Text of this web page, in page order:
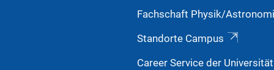
Fachschaft Physik/
Standorte Campus
Career Service der